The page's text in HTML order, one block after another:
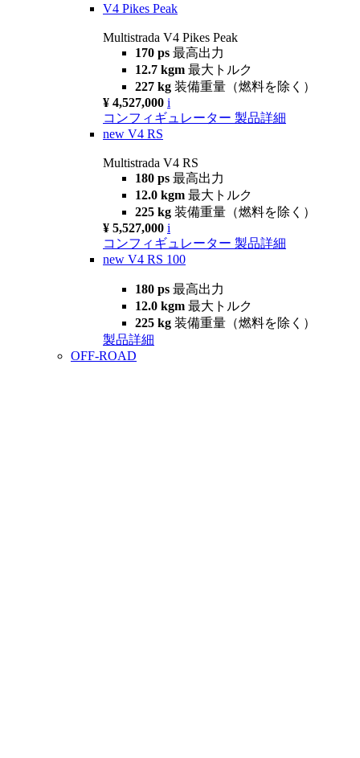
V4 Pikes Peak
Multistrada V4 Pikes Peak
170 ps 最高出力
12.7 kgm 最大トルク
227 kg 装備重量（燃料を除く）
¥ 4,527,000 i
コンフィギュレーター 製品詳細
new V4 RS
Multistrada V4 RS
180 ps 最高出力
12.0 kgm 最大トルク
225 kg 装備重量（燃料を除く）
¥ 5,527,000 i
コンフィギュレーター 製品詳細
new V4 RS 100
180 ps 最高出力
12.0 kgm 最大トルク
225 kg 装備重量（燃料を除く）
製品詳細
OFF-ROAD